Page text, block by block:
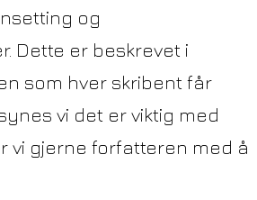
og
Dette er beskrevet i
som hver skribent får
vi det er viktig med
vi gjerne forfatteren med å